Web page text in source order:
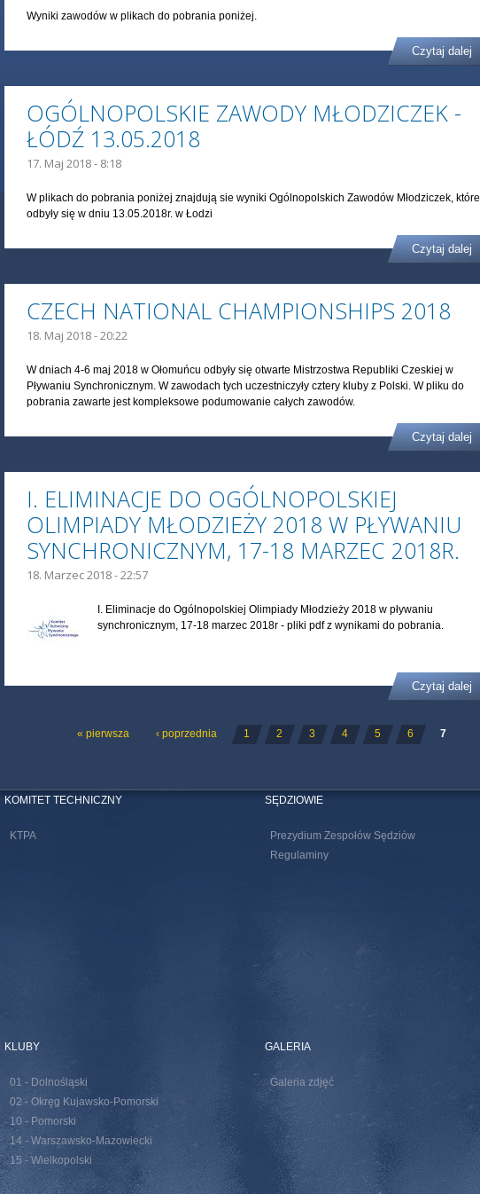
Wyniki zawodów w plikach do pobrania poniżej.
Czytaj dalej
OGÓLNOPOLSKIE ZAWODY MŁODZICZEK -
ŁÓDŹ 13.05.2018
17. Maj 2018 - 8:18
W plikach do pobrania poniżej znajdują sie wyniki Ogólnopolskich Zawodów Młodziczek, które
odbyły się w dniu 13.05.2018r. w Łodzi
Czytaj dalej
CZECH NATIONAL CHAMPIONSHIPS 2018
18. Maj 2018 - 20:22
W dniach 4-6 maj 2018 w Ołomuńcu odbyły się otwarte Mistrzostwa Republiki Czeskiej w
Pływaniu Synchronicznym. W zawodach tych uczestniczyły cztery kluby z Polski. W pliku do
pobrania zawarte jest kompleksowe podumowanie całych zawodów.
Czytaj dalej
I. ELIMINACJE DO OGÓLNOPOLSKIEJ
OLIMPIADY MŁODZIEŻY 2018 W PŁYWANIU
SYNCHRONICZNYM, 17-18 MARZEC 2018R.
18. Marzec 2018 - 22:57
I. Eliminacje do Ogólnopolskiej Olimpiady Młodzieży 2018 w pływaniu
synchronicznym, 17-18 marzec 2018r - pliki pdf z wynikami do pobrania.
Czytaj dalej
STRONY« pierwsza ‹ poprzednia 1 2 3 4 5 6 7
KOMITET TECHNICZNY
KTPA
SĘDZIOWIE
Prezydium Zespołów Sędziów
Regulaminy
KLUBY
01 - Dolnośląski
02 - Okręg Kujawsko-Pomorski
10 - Pomorski
14 - Warszawsko-Mazowiecki
15 - Wielkopolski
GALERIA
Galeria zdjęć